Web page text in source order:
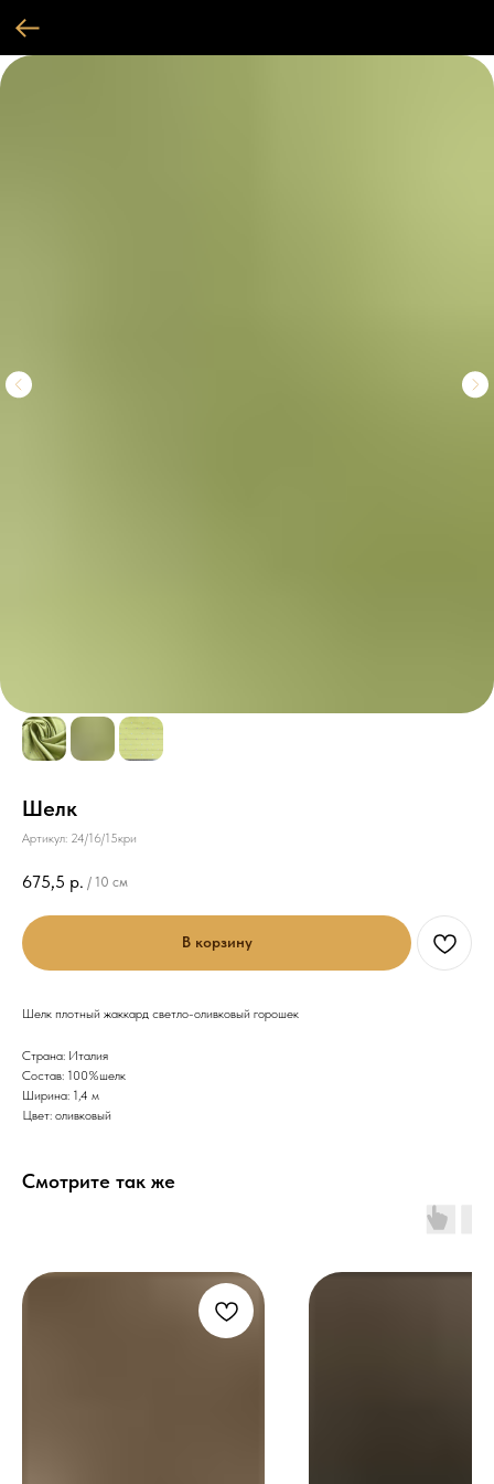
Шелк
Артикул: 24/16/15кри
675,5 р. / 10 см
В корзину
Шелк плотный жаккард светло-оливковый горошек
Страна: Италия
Состав: 100%шелк
Ширина: 1,4 м
Цвет: оливковый
Смотрите так же